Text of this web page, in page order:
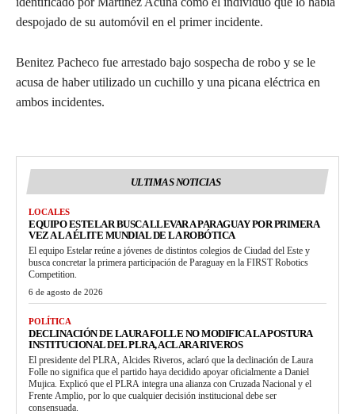
despojado de su automóvil en el primer incidente.
Benitez Pacheco fue arrestado bajo sospecha de robo y se le
acusa de haber utilizado un cuchillo y una picana eléctrica en
ambos incidentes.
ULTIMAS NOTICIAS
LOCALES
EQUIPO ESTELAR BUSCA LLEVAR A PARAGUAY POR PRIMERA
VEZ A LA ÉLITE MUNDIAL DE LA ROBÓTICA
El equipo Estelar reúne a jóvenes de distintos colegios de Ciudad del Este y
busca concretar la primera participación de Paraguay en la FIRST Robotics
Competition.
6 de agosto de 2026
POLÍTICA
DECLINACIÓN DE LAURA FOLLE NO MODIFICA LA POSTURA
INSTITUCIONAL DEL PLRA, ACLARA RIVEROS
El presidente del PLRA, Alcides Riveros, aclaró que la declinación de Laura
Folle no significa que el partido haya decidido apoyar oficialmente a Daniel
Mujica. Explicó que el PLRA integra una alianza con Cruzada Nacional y el
Frente Amplio, por lo que cualquier decisión institucional debe ser
consensuada.